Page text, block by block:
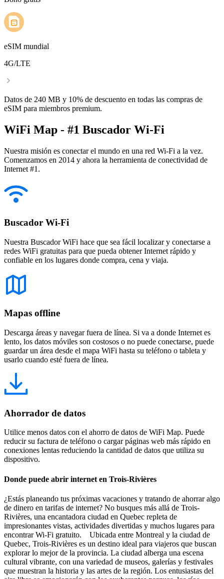
eSIM mundial
4G/LTE
Datos de 240 MB y 10% de descuento en todas las compras de
eSIM para miembros premium.
WiFi Map - #1 Buscador Wi-Fi
Nuestra misión es conectar el mundo en una red Wi-Fi a la vez.
Comenzamos en 2014 y ahora la herramienta de conectividad de
Internet #1.
Buscador Wi-Fi
Nuestra Buscador WiFi hace que sea fácil localizar y conectarse a
redes WiFi gratuitas para que pueda obtener Internet rápido y
confiable en los lugares donde compra, cena y viaja.
Mapas offline
Descarga áreas y navegar fuera de línea. Si va a donde Internet es
lento, los datos móviles son costosos o no puede conectarse, puede
guardar un área desde el mapa WiFi hasta su teléfono o tableta y
usarlo cuando esté fuera de línea.
Ahorrador de datos
Utilice menos datos con el ahorro de datos de WiFi Map. Puede
reducir su factura de teléfono o cargar páginas web más rápido en
conexiones lentas reduciendo la cantidad de datos que utiliza su
dispositivo.
Donde puede abrir internet en Trois-Rivières
¿Estás planeando tus próximas vacaciones y tratando de ahorrar algo
de dinero en tarifas de internet? No busques más allá de Trois-
Rivières, una encantadora ciudad en Quebec repleta de
impresionantes vistas, actividades divertidas y muchos lugares para
encontrar Wi-Fi gratuito. Ubicada entre Montreal y la ciudad de
Quebec, Trois-Rivières es un destino ideal para viajeros que buscan
explorar lo mejor de la provincia. La ciudad alberga una escena
cultural vibrante, con una variedad de museos, galerías y festivales
que muestran la historia y las artes de la región. Los entusiastas del